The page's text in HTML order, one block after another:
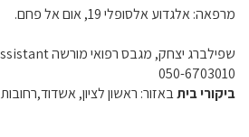
מרפאה: אלגדוע אלסופלי 19, אום אל פחם.
שפילברג יצחק, מגבס רפואי מורשה p.a physician assistant
050-6703010
ביקורי ביתבאזור: ראשון לציון,